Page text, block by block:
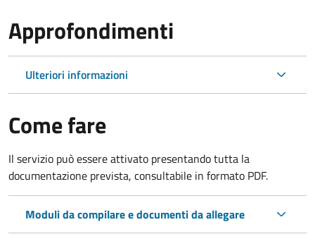
Approfondimenti
Ulteriori informazioni
Come fare
Il servizio può essere attivato presentando tutta la
documentazione prevista, consultabile in formato PDF.
Moduli da compilare e documenti da allegare